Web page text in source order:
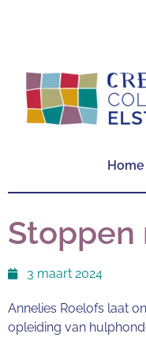
Home
Stoppen
3 maart 2024
Annelies Roelofs laat
opleiding van